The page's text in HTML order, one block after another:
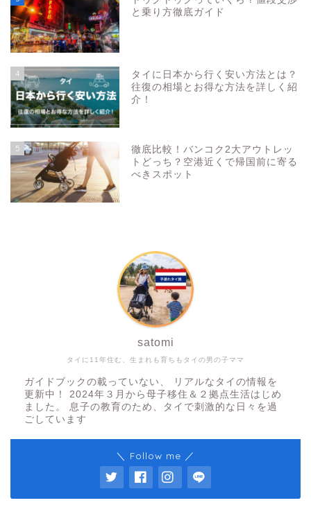
と乗り方徹底ガイド
4
タイに日本から行く安い方法とは？
往復の相場とお得な方法を詳しく紹
介！
5
徹底比較！バンコク2大アウトレッ
トどっち？空港近くで帰国前に寄る
べきスポット
タイに11年住む、生まれも育ちもタイの男の子ママ
satomi
ガイドブックの載っていない、 リアルなタイの情報を
更新中！ 2024年３月から母子移住＆２拠点生活はじめ
ました。 息子の教育のため、タイで刺激的な日々を過
ごしています
＼ Follow me ／